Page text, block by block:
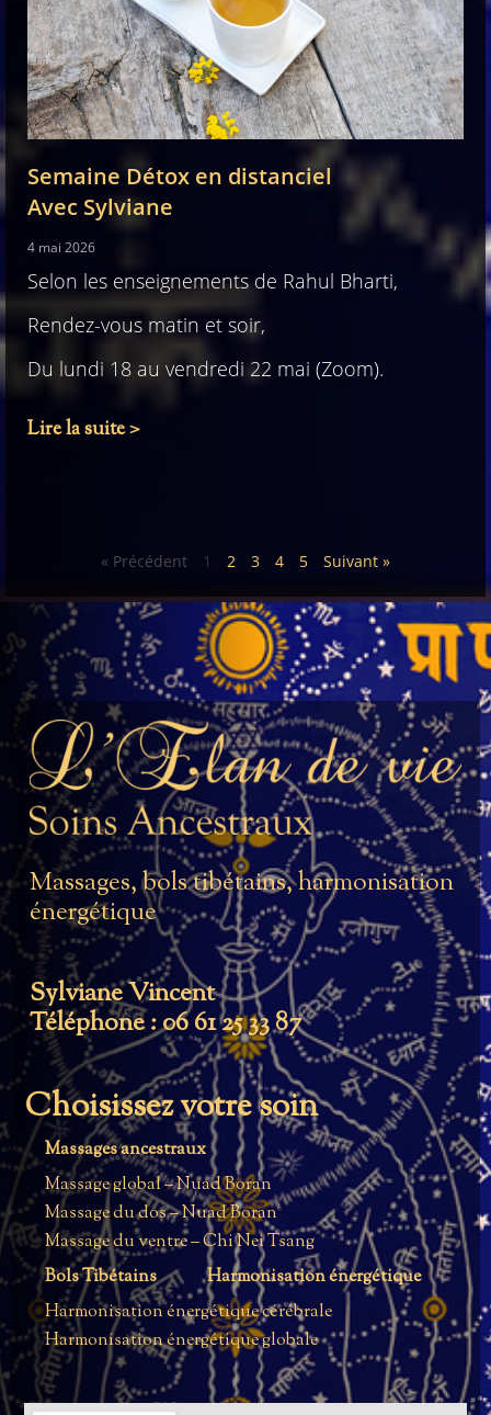
Semaine Détox en distanciel
Avec Sylviane
4 mai 2026
Selon les enseignements de Rahul Bharti,
Rendez-vous matin et soir,
Du lundi 18 au vendredi 22 mai (Zoom).
Lire la suite >
« Précédent 1 2 3 4 5 Suivant »
Massages, bols tibétains, harmonisation
énergétique
Sylviane Vincent
Téléphone : 06 61 25 33 87
Choisissez votre soin
Massages ancestraux
Massage global – Nuad Boran
Massage du dos – Nuad Boran
Massage du ventre – Chi Nei Tsang
Bols Tibétains
Harmonisation énergétique
Harmonisation énergétique cérébrale
Harmonisation énergétique globale